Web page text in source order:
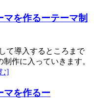
マを作るーテーマ制
て導入するところまで
作に入っていきます。
]
マを作るー